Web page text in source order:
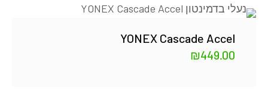
YONEX Cascade Accel
₪449.00